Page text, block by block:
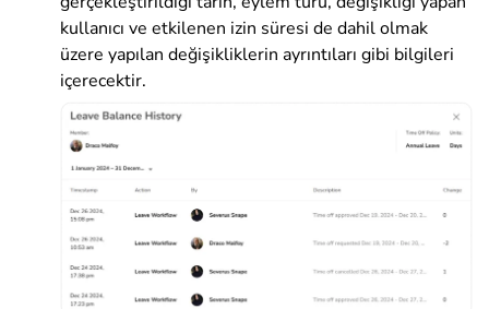
kullanıcı ve etkilenen izin süresi de dahil olmak
üzere yapılan değişikliklerin ayrıntıları gibi bilgileri
içerecektir.